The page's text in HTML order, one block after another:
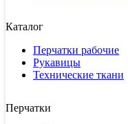
Каталог
Перчатки рабочие
Рукавицы
Технические ткани
Перчатки